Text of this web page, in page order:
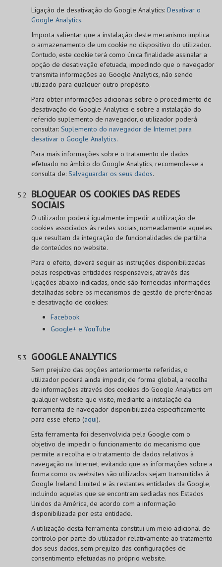
Ligação de desativação do Google Analytics: Desativar o
Google Analytics.
Importa salientar que a instalação deste mecanismo implica
o armazenamento de um cookie no dispositivo do utilizador.
Contudo, este cookie terá como única finalidade assinalar a
opção de desativação efetuada, impedindo que o navegador
transmita informações ao Google Analytics, não sendo
utilizado para qualquer outro propósito.
Para obter informações adicionais sobre o procedimento de
desativação do Google Analytics e sobre a instalação do
referido suplemento de navegador, o utilizador poderá
consultar: Suplemento do navegador de Internet para
desativar o Google Analytics.
Para mais informações sobre o tratamento de dados
efetuado no âmbito do Google Analytics, recomenda-se a
consulta de: Salvaguardar os seus dados.
BLOQUEAR OS COOKIES DAS REDES
SOCIAIS
O utilizador poderá igualmente impedir a utilização de
cookies associados às redes sociais, nomeadamente aqueles
que resultam da integração de funcionalidades de partilha
de conteúdos no website.
Para o efeito, deverá seguir as instruções disponibilizadas
pelas respetivas entidades responsáveis, através das
ligações abaixo indicadas, onde são fornecidas informações
detalhadas sobre os mecanismos de gestão de preferências
e desativação de cookies:
Facebook
Google+ e YouTube
GOOGLE ANALYTICS
Sem prejuízo das opções anteriormente referidas, o
utilizador poderá ainda impedir, de forma global, a recolha
de informações através dos cookies do Google Analytics em
qualquer website que visite, mediante a instalação da
ferramenta de navegador disponibilizada especificamente
para esse efeito (aqui).
Esta ferramenta foi desenvolvida pela Google com o
objetivo de impedir o funcionamento do mecanismo que
permite a recolha e o tratamento de dados relativos à
navegação na Internet, evitando que as informações sobre a
forma como os websites são utilizados sejam transmitidas à
Google Ireland Limited e às restantes entidades da Google,
incluindo aquelas que se encontram sediadas nos Estados
Unidos da América, de acordo com a informação
disponibilizada por esta entidade.
A utilização desta ferramenta constitui um meio adicional de
controlo por parte do utilizador relativamente ao tratamento
dos seus dados, sem prejuízo das configurações de
consentimento efetuadas no próprio website.